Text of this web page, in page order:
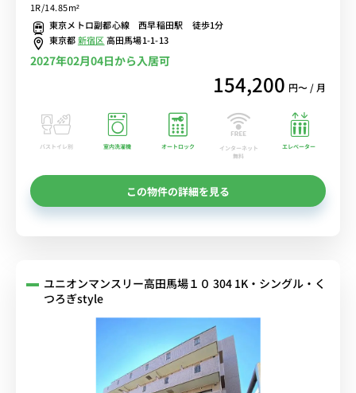
1R/14.85m²
東京メトロ副都心線 西早稲田駅 徒歩1分
東京都新宿区高田馬場1-1-13
2027年02月04日から入居可
154,200 円〜 / 月
バストイレ別 室内洗濯機 オートロック
インターネット
無料
エレベーター
この物件の詳細を見る
ユニオンマンスリー高田馬場１０ 304 1K・シングル・く
つろぎstyle